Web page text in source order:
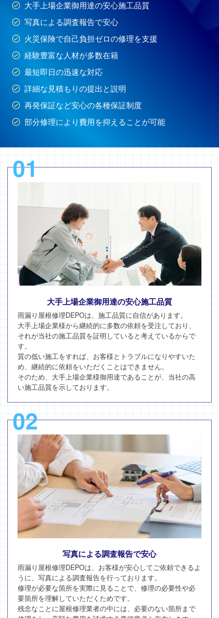
大手上場企業御用達の安心施工品質
写真による調査報告で安心
火災保険で自己負担ゼロの修理を支援
経験豊富な人材が多数在籍
最短即日の迅速な対応
詳細な見積もりの提出と説明
再発保証など安心の各種保証制度
部分修理により費用を抑えることが可能
01
大手上場企業御用達の安心施工品質
雨漏り屋根修理DEPOは、施工品質に自信があります。
大手上場企業様から継続的に多数の依頼を受注しており、
それが当社の施工品質を証明していると考えているからで
す。
質の低い施工をすれば、お客様とトラブルになりやすいた
め、継続的に依頼をいただくことはできません。
そのため、大手上場企業様御用達であることが、当社の高
い施工品質を示しております。
02
写真による調査報告で安心
雨漏り屋根修理DEPOは、お客様が安心してご依頼できるよ
うに、写真による調査報告を行っております。
修理が必要な箇所を実際に見ることで、修理の必要性や必
要箇所を理解していただくためです。
残念なことに屋根修理業者の中には、必要のない箇所まで